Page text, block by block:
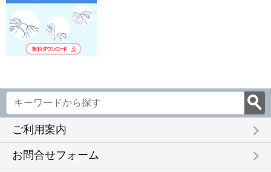
ご利用案内 keyboard_arrow_right
お問合せフォーム keyboard_arrow_right